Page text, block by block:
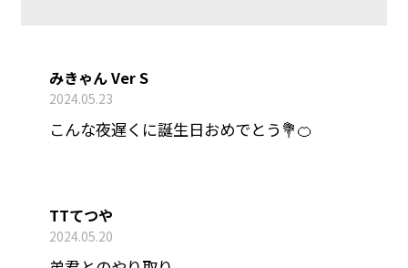
みきゃん Ver S
2024.05.23
こんな夜遅くに誕生日おめでとう💐🍊
TTてつや
2024.05.20